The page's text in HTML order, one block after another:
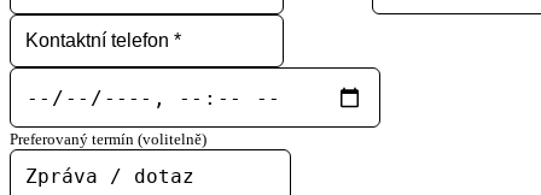
Preferovaný termín (volitelně)